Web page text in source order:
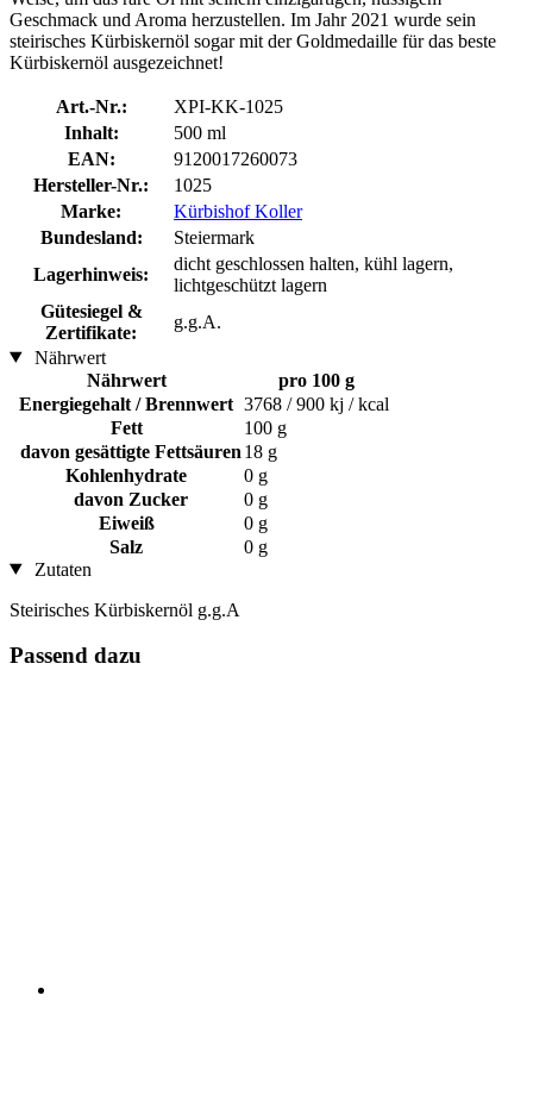
Geschmack und Aroma herzustellen. Im Jahr 2021 wurde sein
steirisches Kürbiskernöl sogar mit der Goldmedaille für das beste
Kürbiskernöl ausgezeichnet!
Art.-Nr.:
XPI-KK-1025
Inhalt:
500 ml
EAN:
9120017260073
Hersteller-Nr.:
1025
Marke:
Kürbishof Koller
Bundesland:
Steiermark
Lagerhinweis:
dicht geschlossen halten, kühl lagern,
lichtgeschützt lagern
Gütesiegel &
Zertifikate:
g.g.A.
Nährwert
Nährwert
pro 100 g
Energiegehalt / Brennwert 3768 / 900 kj / kcal
Fett
100 g
davon gesättigte Fettsäuren 18 g
Kohlenhydrate
0 g
davon Zucker
0 g
Eiweiß
0 g
Salz
0 g
Zutaten
Steirisches Kürbiskernöl g.g.A
Passend dazu